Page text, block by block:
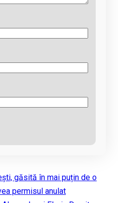
găsită în mai puțin de o
permisul anulat